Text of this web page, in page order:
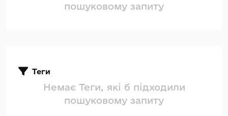
пошуковому запиту
Теги
Немає Теги, які б підходили
пошуковому запиту